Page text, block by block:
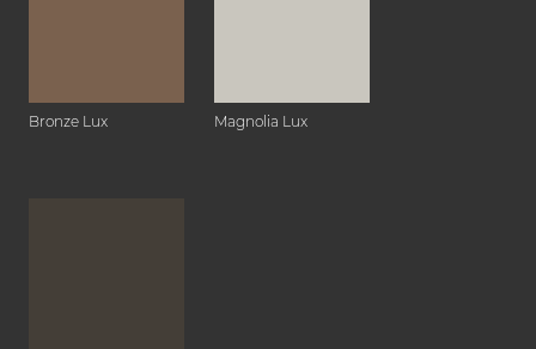
Bronze Lux Magnolia Lux